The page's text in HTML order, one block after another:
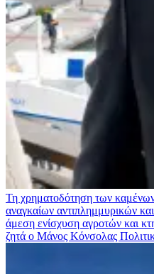
Τη χρηματοδότηση των
αναγκαίων αντιπλημμυρικών
άμεση ενίσχυση αγροτών και
ζητά ο Μάνος Κόνσολας